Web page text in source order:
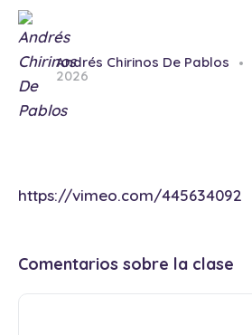
Andrés Chirinos De Pablos
2026
https://vimeo.com/445634092
Comentarios sobre la clase